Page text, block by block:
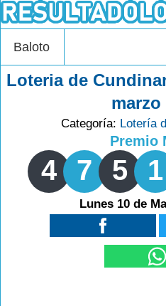
Baloto
Loteria de
marzo
Categoría: Lotería
Premio
4 7 5 1
Lunes 10 de